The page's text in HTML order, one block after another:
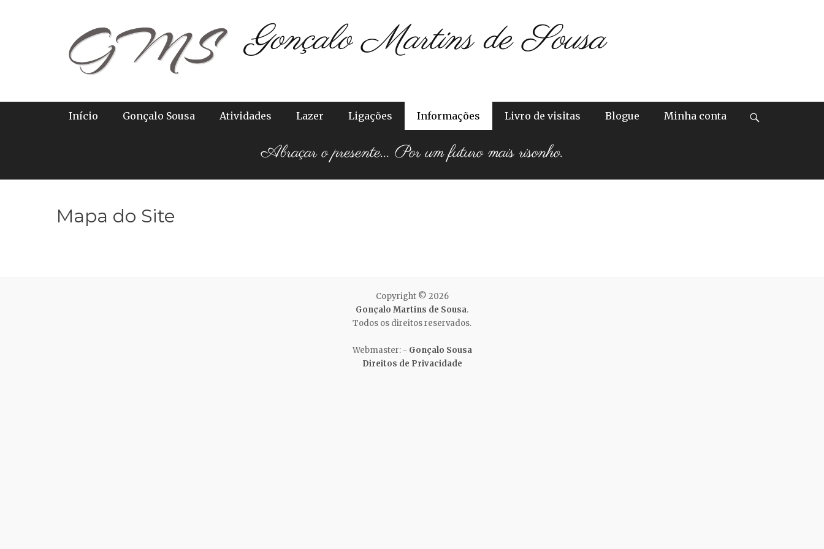
Gonçalo Martins de Sousa
Primary Menu
Início Gonçalo Sousa Atividades Lazer Ligações Informações Livro de visitas Blogue Minha conta
Abraçar o presente... Por um futuro mais risonho.
Mapa do Site
Copyright © 2026
Gonçalo Martins de Sousa.
Todos os direitos reservados.
Webmaster: - Gonçalo Sousa
Direitos de Privacidade